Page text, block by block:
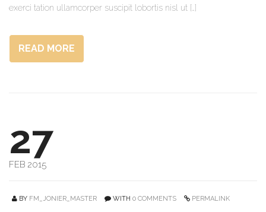
exerci tation ullamcorper suscipit lobortis nisl ut […]
READ MORE
27
FEB 2015
BY FM_JONIER_MASTER WITH 0 COMMENTS PERMALINK